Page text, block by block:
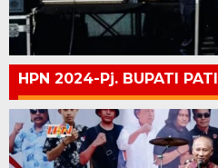
HPN 2024-Pj. BUPATI PATI